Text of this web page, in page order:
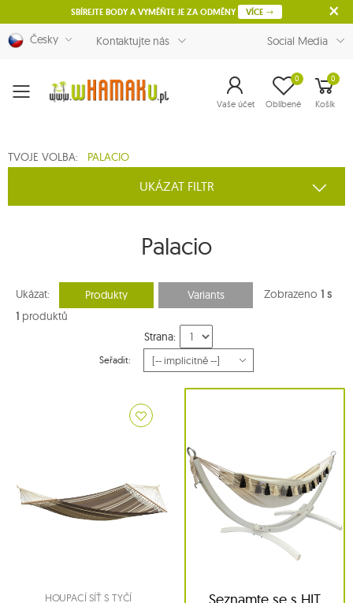
SBÍREJTE BODY A VYMĚŇTE JE ZA ODMĚNY VÍCE
Česky Kontaktujte nás Social Media
Menu Vaše účet Oblíbené
0 0
Košík
TVOJE VOLBA: PALACIO
UKÁZAT FILTR
Palacio
Ukázat: Produkty Variants Zobrazeno 1 s
1 produktů
Strana:
Seřadit:
HOUPACÍ SÍŤ S TYČÍ